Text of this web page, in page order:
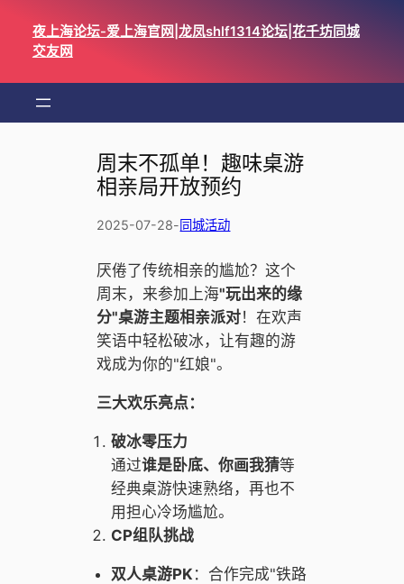
容
夜上海论坛-爱上海官网|龙凤shlf1314论坛|花千坊同城
交友网
周末不孤单！趣味桌游
相亲局开放预约
2025-07-28- 同城活动
厌倦了传统相亲的尴尬？这个
周末，来参加上海"玩出来的缘
分"桌游主题相亲派对！在欢声
笑语中轻松破冰，让有趣的游
戏成为你的"红娘"。
三大欢乐亮点：
破冰零压力
通过谁是卧底、你画我猜等
经典桌游快速熟络，再也不
用担心冷场尴尬。
CP组队挑战
双人桌游PK ：合作完成"铁路